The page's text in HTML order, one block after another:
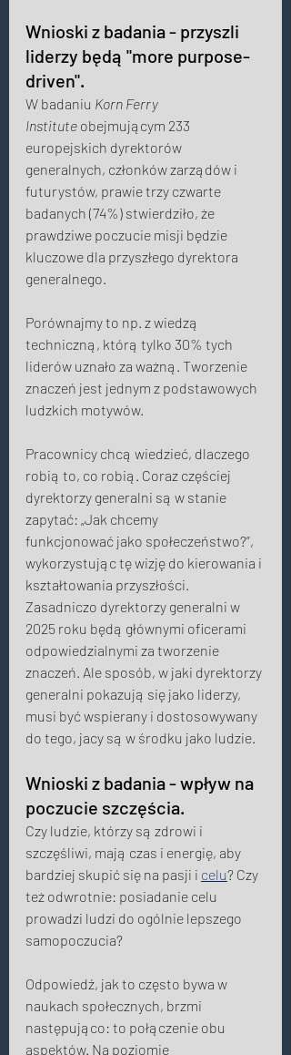
Wnioski z badania - przyszli
liderzy będą "more purpose-
driven".
W badaniu Korn Ferry
Institute obejmującym 233
europejskich dyrektorów
generalnych, członków zarządów i
futurystów, prawie trzy czwarte
badanych (74%) stwierdziło, że
prawdziwe poczucie misji będzie
kluczowe dla przyszłego dyrektora
generalnego.
Porównajmy to np. z wiedzą
techniczną, którą tylko 30% tych
liderów uznało za ważną. Tworzenie
znaczeń jest jednym z podstawowych
ludzkich motywów.
Pracownicy chcą wiedzieć, dlaczego
robią to, co robią. Coraz częściej
dyrektorzy generalni są w stanie
zapytać: „Jak chcemy
funkcjonować jako społeczeństwo?”,
wykorzystując tę ​​wizję do kierowania i
kształtowania przyszłości.
Zasadniczo dyrektorzy generalni w
2025 roku będą głównymi oficerami
odpowiedzialnymi za tworzenie
znaczeń. Ale sposób, w jaki dyrektorzy
generalni pokazują się jako liderzy,
musi być wspierany i dostosowywany
do tego, jacy są w środku jako ludzie.
Wnioski z badania - wpływ na
poczucie szczęścia.
Czy ludzie, którzy są zdrowi i
szczęśliwi, mają czas i energię, aby
bardziej skupić się na pasji i celu? Czy
też odwrotnie: posiadanie celu
prowadzi ludzi do ogólnie lepszego
samopoczucia?
Odpowiedź, jak to często bywa w
naukach społecznych, brzmi
następująco: to połączenie obu
aspektów. Na poziomie